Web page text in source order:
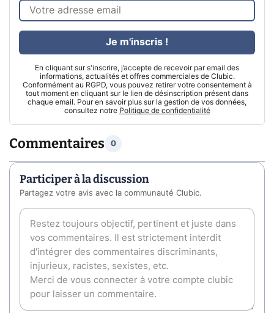
En cliquant sur s'inscrire, j’accepte de recevoir par email des
informations, actualités et offres commerciales de Clubic.
Conformément au RGPD, vous pouvez retirer votre consentement à
tout moment en cliquant sur le lien de désinscription présent dans
chaque email. Pour en savoir plus sur la gestion de vos données,
consultez notre Politique de confidentialité
Je m'inscris !
Commentaires 0
Participer à la discussion
Partagez votre avis avec la communauté Clubic.